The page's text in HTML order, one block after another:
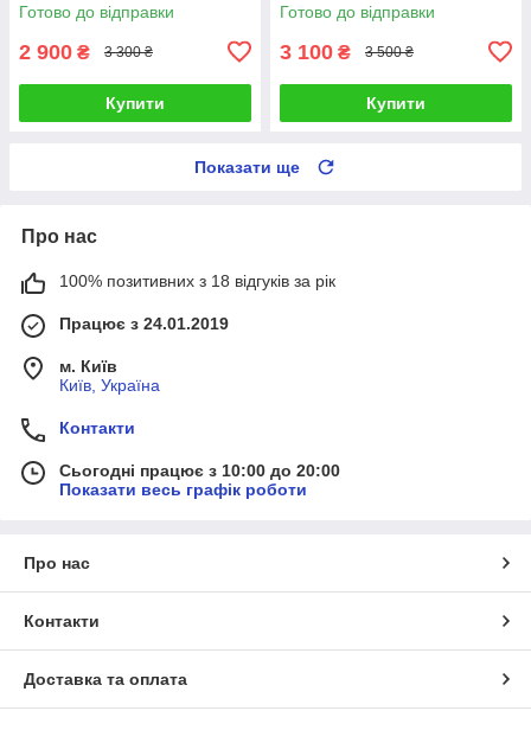
Готово до відправки
2 900 ₴ 3 300 ₴
Купити
Готово до відправки
3 100 ₴ 3 500 ₴
Купити
Показати ще
Про нас
100% позитивних з 18 відгуків за рік
Працює з 24.01.2019
м. Київ
Київ, Україна
Контакти
Сьогодні працює з 10:00 до 20:00
Показати весь графік роботи
Про нас
Контакти
Доставка та оплата